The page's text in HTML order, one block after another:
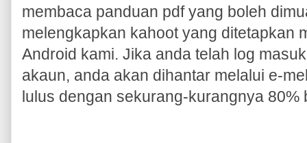
membaca panduan pdf yang boleh
melengkapkan kahoot yang ditetapkan
Android kami. Jika anda telah log
akaun, anda akan dihantar melalui e-
lulus dengan sekurang-kurangnya 80%